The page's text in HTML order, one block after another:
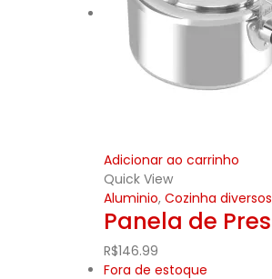
Adicionar ao carrinho
Quick View
Aluminio, Cozinha diversos
Panela de
R$146.99
Fora de estoque